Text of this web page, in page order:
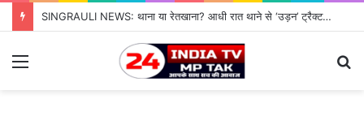
SINGRAULI NEWS: थाना या रेतखाना? आधी रात थाने से ‘उड़न’ ट्रैक्टर, जियावन पुलिस के पहरे में माफिया पास रेत माफिया के आगे नतमस्तक सिस्टम, सुशासन की पोल खोलती जियावन थाने की सनसनीखेज कहानी
Menu